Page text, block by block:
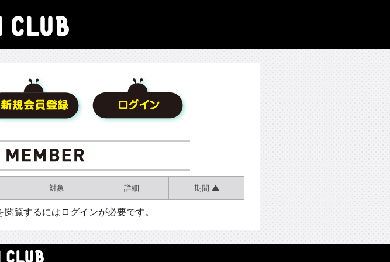
対象 詳細 期間 ▲
覧するにはログインが必要です。